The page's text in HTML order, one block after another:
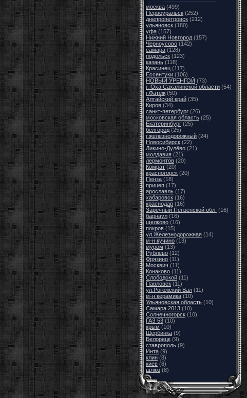
москва (499)
Первоуральск (252)
днепропетровск (212)
ульяновск (180)
уфа (157)
Нижний Новгород (157)
Черноусово (142)
самара (128)
подольск (123)
казань (118)
Красинец (117)
Ессентуки (106)
НОВЫЙ УРЕНГОЙ (73)
г. Оха Сахалинской области (54)
г.Фатеж (50)
Алтайский край (35)
Киров (34)
санкт-петербург (26)
московская область (25)
Екатеринбург (25)
белгород (25)
г.железнодорожный (24)
Новосибирск (22)
Ликино-Дулёво (21)
молдавия (21)
лермонтов (20)
Комрат (20)
красногорск (20)
Пенза (18)
прицеп (17)
ярославль (17)
хабаровск (16)
краснодар (16)
Заречный Пензенской обл. (16)
барнаул (16)
щелково (16)
покров (15)
ул.Железнодорожная (14)
м-н кучино (13)
муром (13)
Рублёво (12)
Фрязино (11)
Москвич (11)
Конаково (11)
Слободской (11)
Павловск (11)
ул.Рогожский Вал (11)
м-н керамика (10)
Ульяновская область (10)
Самара 2013 (10)
Солнечногорск (10)
ГАЗ 53 (10)
крым (10)
Щербинка (9)
Белорецк (9)
ставрополь (9)
Инта (9)
клин (8)
киев (8)
шлюз (8)